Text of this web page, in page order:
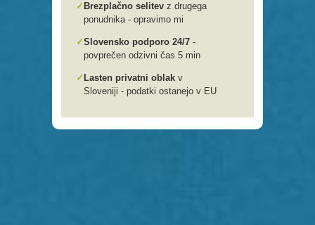
✓ Brezplačno selitev z drugega
ponudnika - opravimo mi
✓Slovensko podporo 24/7 -
povprečen odzivni čas 5 min
✓ Lasten privatni oblak v
Sloveniji - podatki ostanejo v EU